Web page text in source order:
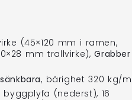
(45×120 mm i ramen,
mm trallvirke),Grabber
, bärighet 320 kg/m
byggplyfa (nederst), 16